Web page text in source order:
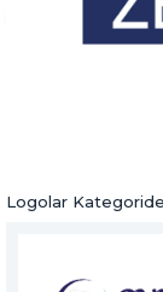
Web Mail
için Tıklayınız
Zet Biotech
Logolar